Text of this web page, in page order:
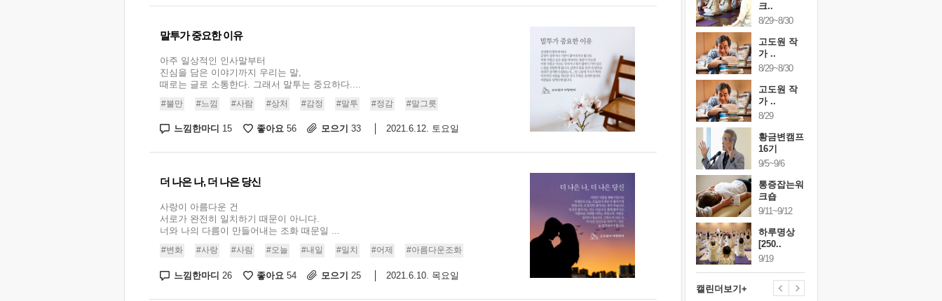
말투가 중요한 이유
아주 일상적인 인사말부터
진심을 담은 이야기까지 우리는 말,
때로는 글로 소통한다. 그래서 말투는 중요하다....
#불만 #느낌 #사람 #상처 #감정 #말투 #정감 #말그릇
느낌한마디 15 좋아요 56 모으기 33 2021.6.12. 토요일
더 나은 나, 더 나은 당신
사랑이 아름다운 건
서로가 완전히 일치하기 때문이 아니다.
너와 나의 다름이 만들어내는 조화 때문일 ...
#변화 #사랑 #사람 #오늘 #내일 #일치 #어제 #아름다운조화
느낌한마디 26 좋아요 54 모으기 25 2021.6.10. 목요일
스..
크..
10/17~10/18
황금변캠프
17기
10/30~10/31
내면혁명워
크..
12/12~12/13
크..
8/29~8/30
고도원 작
가 ..
8/29~8/30
고도원 작
가 ..
8/29
황금변캠프
16기
9/5~9/6
통증잡는워
크숍
9/11~9/12
하루명상
[250..
9/19
캘린더보기+